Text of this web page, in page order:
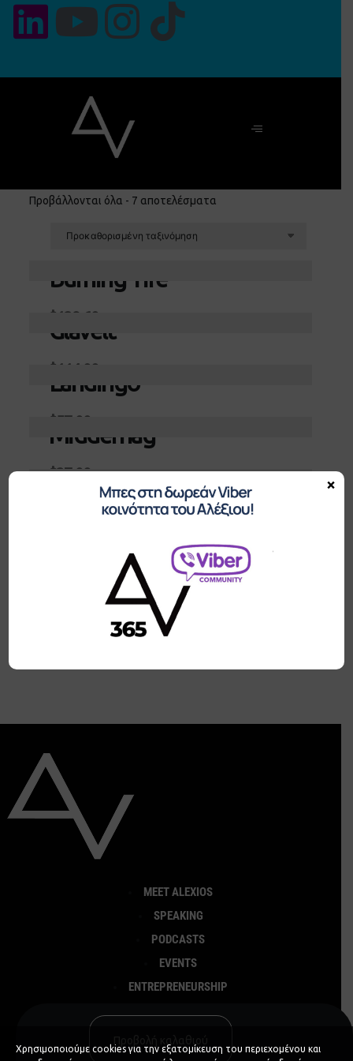
Προβάλλονται όλα - 7 αποτελέσματα
Burning Tire
$129.60
Προσθήκη στο καλάθι
Glavelt
$114.00
Προσθήκη στο καλάθι
Landingo
$57.00
Προσθήκη στο καλάθι
Middernag
$37.00
Προσθήκη στο καλάθι
Ruvag
Προσθήκη στο καλάθι
Προσθήκη στο καλάθι
Woolgather
Προσθήκη στο καλάθι
MEET ALEXIOS
SPEAKING
PODCASTS
EVENTS
ENTREPRENEURSHIP
ΚΡΑΤΗΣΗ ΑΛΕΞ
×
Χρησιμοποιούμε cookies για την εξατομίκευση του περιεχομένου και